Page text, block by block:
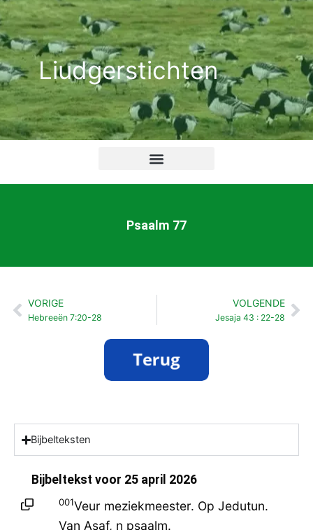
Ga
naar
de
inhoudLiudgerstichten
Psaalm 77
Vorige
VORIGE
Hebreeën 7:20-28
VOLGENDE
Jesaja 43 : 22-28
Bijbelteksten
Bijbeltekst voor 25 april 2026
001Veur meziekmeester. Op Jedutun.
Van Asaf, n psaalm.